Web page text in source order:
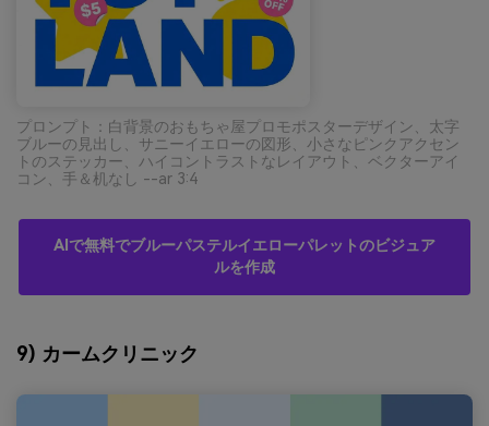
プロンプト：白背景のおもちゃ屋プロモポスターデザイン、太字
ブルーの見出し、サニーイエローの図形、小さなピンクアクセン
トのステッカー、ハイコントラストなレイアウト、ベクターアイ
コン、手＆机なし --ar 3:4
AIで無料でブルーパステルイエローパレットのビジュア
ルを作成
9) カームクリニック